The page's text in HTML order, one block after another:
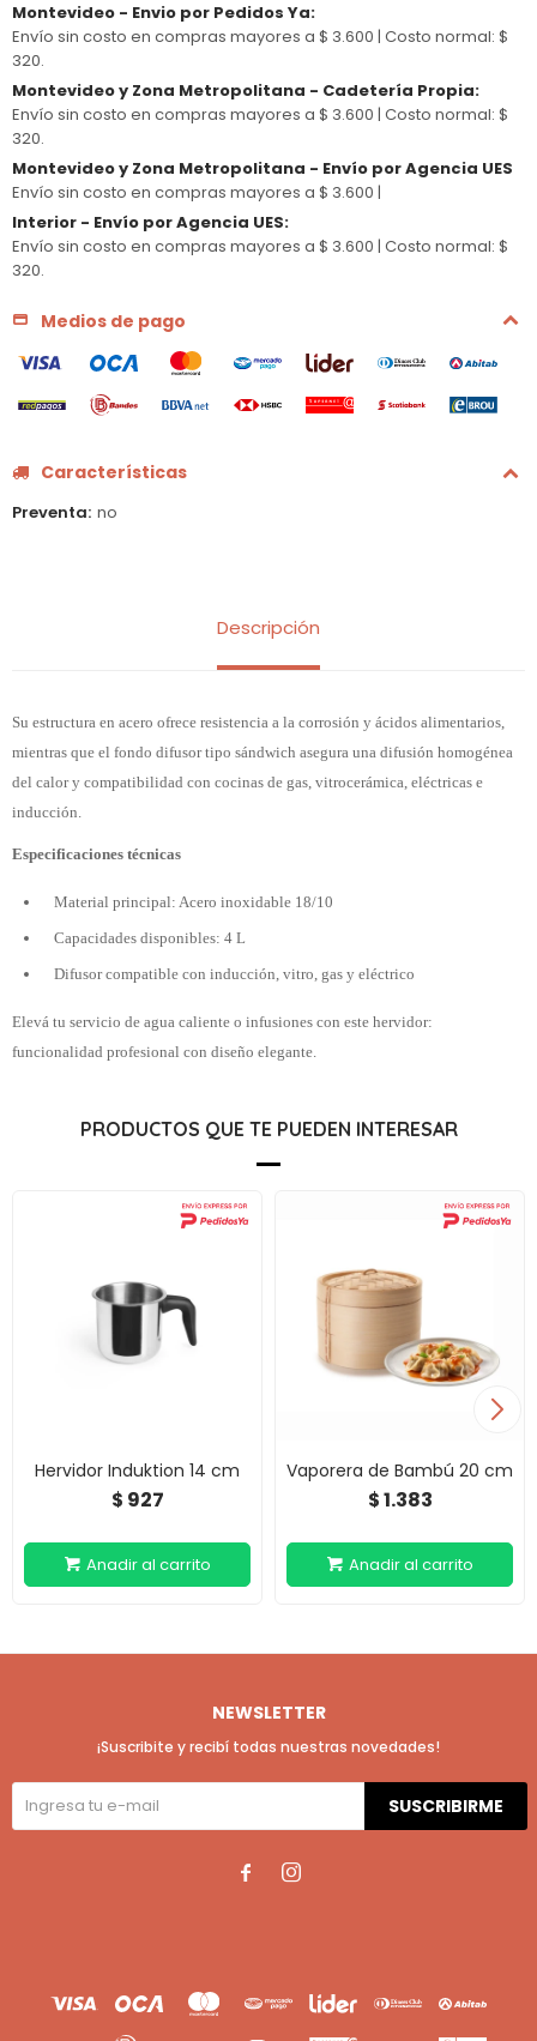
Montevideo - Envio por Pedidos Ya:
Envío sin costo en compras mayores a $ 3.600 | Costo normal: $
320.
Montevideo y Zona Metropolitana - Cadetería Propia:
Envío sin costo en compras mayores a $ 3.600 | Costo normal: $
320.
Montevideo y Zona Metropolitana - Envío por Agencia UES
Envío sin costo en compras mayores a $ 3.600 |
Interior - Envío por Agencia UES:
Envío sin costo en compras mayores a $ 3.600 | Costo normal: $
320.
Medios de pago
Características
Preventa no
Descripción
Su estructura en acero ofrece resistencia a la corrosión y ácidos alimentarios,
mientras que el fondo difusor tipo sándwich asegura una difusión homogénea
del calor y compatibilidad con cocinas de gas, vitrocerámica, eléctricas e
inducción.
Especificaciones técnicas
Material principal: Acero inoxidable 18/10
Capacidades disponibles: 4 L
Difusor compatible con inducción, vitro, gas y eléctrico
Elevá tu servicio de agua caliente o infusiones con este hervidor:
funcionalidad profesional con diseño elegante.
PRODUCTOS QUE TE PUEDEN INTERESAR
Hervidor Induktion 14 cm
$ 927
Vaporera de Bambú 20 cm
$1.383
NEWSLETTER
¡Suscribite y recibí todas nuestras novedades!
SUSCRIBIRME
 